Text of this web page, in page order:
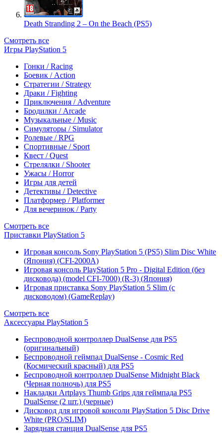
Death Stranding 2 – On the Beach (PS5)
Смотреть все
Игры PlayStation 5
Гонки / Racing
Боевик / Action
Стратегии / Strategy
Драки / Fighting
Приключения / Adventure
Бродилки / Arcade
Музыкальные / Music
Симуляторы / Simulator
Ролевые / RPG
Спортивные / Sport
Квест / Quest
Стрелялки / Shooter
Ужасы / Horror
Игры для детей
Детективы / Detective
Платформер / Platformer
Для вечеринок / Party
Смотреть все
Приставки PlayStation 5
Игровая консоль Sony PlayStation 5 (PS5) Slim Disc White
(Япония) (CFI-2000A)
Игровая консоль PlayStation 5 Pro - Digital Edition (без
дисковода) (model CFI-7000) (R-3) (Япония)
Игровая приставка Sony PlayStation 5 Slim (с
дисководом) (GameReplay)
Смотреть все
Аксессуары PlayStation 5
Беспроводной контроллер DualSense для PS5
(оригинальный)
Беспроводной геймпад DualSense - Cosmic Red
(Космический красный) для PS5
Беспроводной контроллер DualSense Midnight Black
(Черная полночь) для PS5
Накладки Artplays Thumb Grips для геймпада PS5
DualSense (2 шт.) (черные)
Дисковод для игровой консоли PlayStation 5 Disc Drive
White (PRO/SLIM)
Зарядная станция DualSense для PS5